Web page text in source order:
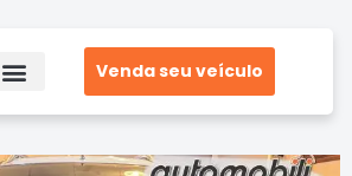
Venda seu veículo